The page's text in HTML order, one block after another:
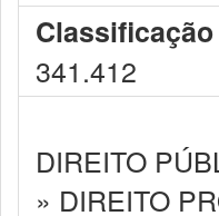
341.412
DIREITO
» DIREITO